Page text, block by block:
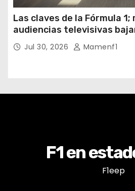
Las claves de la Fórmula
audiencias televisivas
los circuitos suben y en
vienen sorpresas
Jul 30, 2026 Mamenf1
F1 en
F1eep